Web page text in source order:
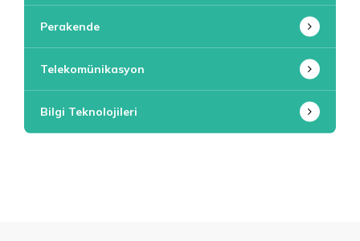
Perakende
Telekomünikasyon
Bilgi Teknolojileri